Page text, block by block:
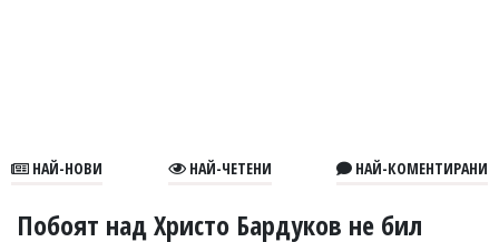
В
НАЙ-НОВИ НАЙ-ЧЕТЕНИ НАЙ-КОМЕНТИРАНИ
Побоят над Христо Бардуков не бил